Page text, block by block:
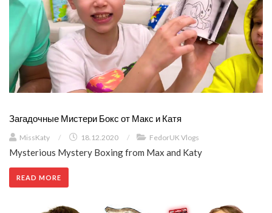
Загадочные Мистери Бокс от Макс и Катя
MissKaty / 18.12.2020 / FedorUK Vlogs
Mysterious Mystery Boxing from Max and Katy
READ MORE